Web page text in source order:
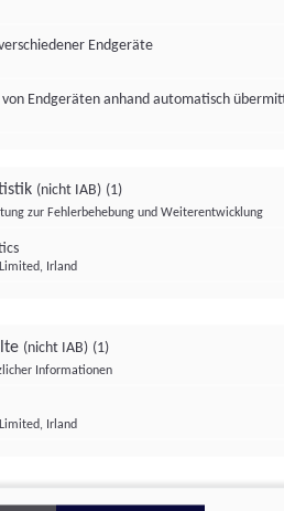
Endgeräte
Endgeräten anhand automatisch
(nicht IAB) (1)
zur Fehlerbehebung und Weiterentwicklung
Irland
(nicht IAB) (1)
Informationen
Irland